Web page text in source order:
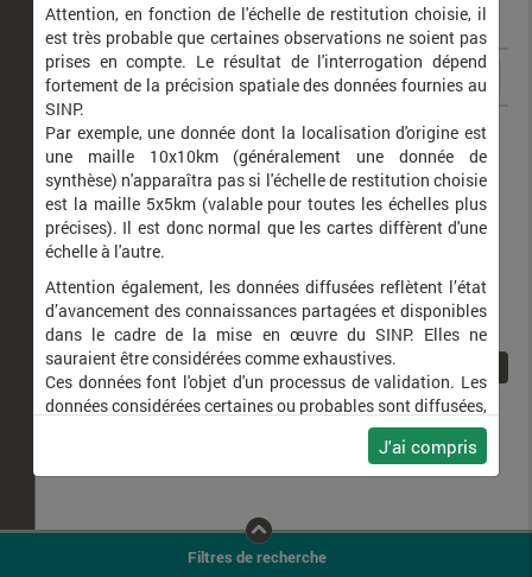
Nom latin Nom vernaculaire
Calotriton asper Calotriton des Pyrénées (Le)
Filtres de recherche
Attention, en fonction de l'échelle de restitution choisie, il
est très probable que certaines observations ne soient pas
prises en compte. Le résultat de l'interrogation dépend
fortement de la précision spatiale des données fournies au
SINP.
Par exemple, une donnée dont la localisation d'origine est
une maille 10x10km (généralement une donnée de
synthèse) n'apparaîtra pas si l'échelle de restitution choisie
est la maille 5x5km (valable pour toutes les échelles plus
précises). Il est donc normal que les cartes diffèrent d'une
échelle à l'autre.
Attention également, les données diffusées reflètent l’état
d’avancement des connaissances partagées et disponibles
dans le cadre de la mise en œuvre du SINP. Elles ne
sauraient être considérées comme exhaustives.
Ces données font l'objet d'un processus de validation. Les
données considérées certaines ou probables sont diffusées,
ainsi que celles pour lesquelles la méthode n'est pas
J'ai compris